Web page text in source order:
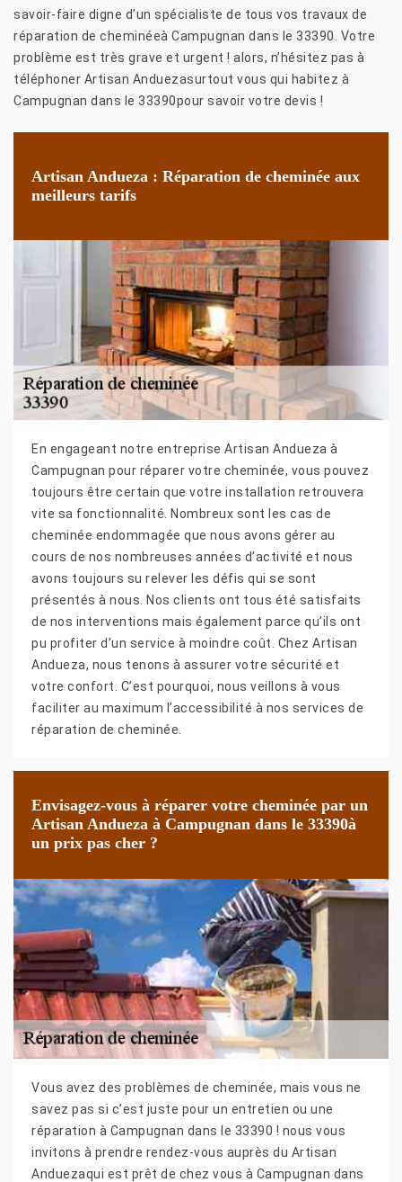
savoir-faire digne d’un spécialiste de tous vos travaux de
réparation de cheminéeà Campugnan dans le 33390. Votre
problème est très grave et urgent ! alors, n’hésitez pas à
téléphoner Artisan Anduezasurtout vous qui habitez à
Campugnan dans le 33390pour savoir votre devis !
Artisan Andueza : Réparation de cheminée aux
meilleurs tarifs
En engageant notre entreprise Artisan Andueza à
Campugnan pour réparer votre cheminée, vous pouvez
toujours être certain que votre installation retrouvera
vite sa fonctionnalité. Nombreux sont les cas de
cheminée endommagée que nous avons gérer au
cours de nos nombreuses années d’activité et nous
avons toujours su relever les défis qui se sont
présentés à nous. Nos clients ont tous été satisfaits
de nos interventions mais également parce qu’ils ont
pu profiter d’un service à moindre coût. Chez Artisan
Andueza, nous tenons à assurer votre sécurité et
votre confort. C’est pourquoi, nous veillons à vous
faciliter au maximum l’accessibilité à nos services de
réparation de cheminée.
Envisagez-vous à réparer votre cheminée par un
Artisan Andueza à Campugnan dans le 33390à
un prix pas cher ?
Vous avez des problèmes de cheminée, mais vous ne
savez pas si c’est juste pour un entretien ou une
réparation à Campugnan dans le 33390 ! nous vous
invitons à prendre rendez-vous auprès du Artisan
Anduezaqui est prêt de chez vous à Campugnan dans